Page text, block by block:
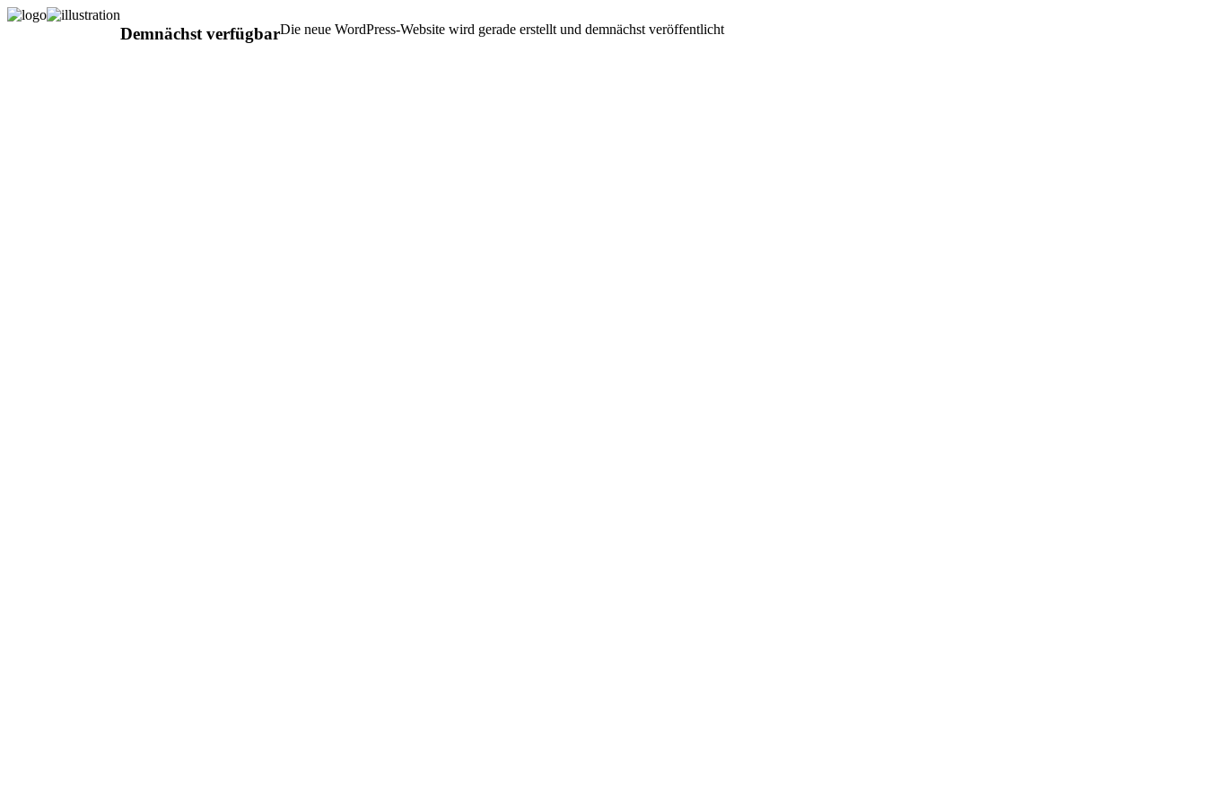
Demnächst verfügbarDie neue WordPress-Website wird gerade erstellt und demnächst veröffentlicht